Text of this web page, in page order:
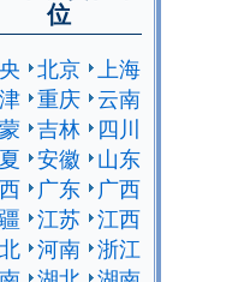
位
北京
上海
重庆 云南
吉林
四川
安徽
山东
广东
广西
江苏 江西
河南 浙江